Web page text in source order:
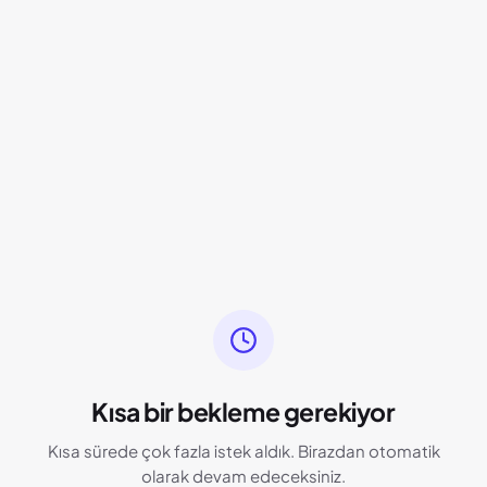
Kısa bir bekleme gerekiyor
Kısa sürede çok fazla istek aldık. Birazdan otomatik
olarak devam edeceksiniz.